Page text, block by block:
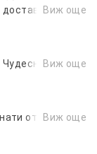
доставка.Виж още
сте.
Виж още
от 741.Виж още